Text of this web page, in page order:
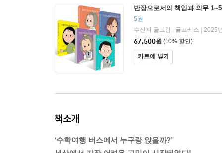
반장으로서의 책임과 의무
5권
수신지 글그림
귤프레스
2025
67,500원 (10% 할인)
카트에 넣기
책소개
‘수학여행 버스에서 누구랑 앉을까?’